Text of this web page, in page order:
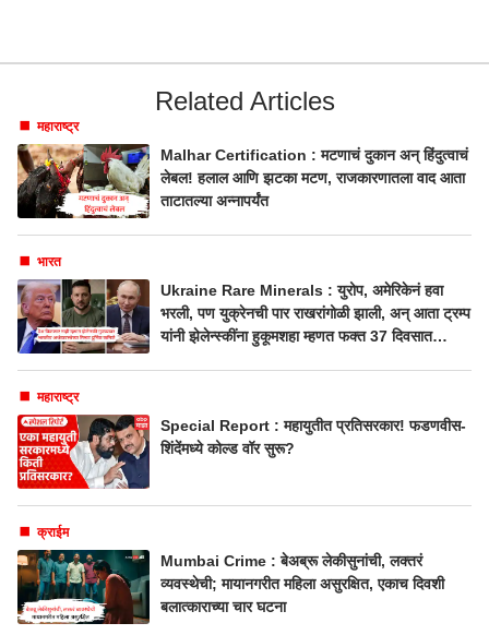
Related Articles
महाराष्ट्र
Malhar Certification : मटणाचं दुकान अन् हिंदुत्वाचं
लेबल! हलाल आणि झटका मटण, राजकारणातला वाद आता
ताटातल्या अन्नापर्यंत
भारत
Ukraine Rare Minerals : युरोप, अमेरिकेनं हवा
भरली, पण युक्रेनची पार राखरांगोळी झाली, अन् आता ट्रम्प
यांनी झेलेन्स्कींना हुकूमशहा म्हणत फक्त 37 दिवसात
महाराष्ट्र
Special Report : महायुतीत प्रतिसरकार! फडणवीस-
शिंदेंमध्ये कोल्ड वॉर सुरू?
क्राईम
Mumbai Crime : बेअब्रू लेकीसुनांची, लक्तरं
व्यवस्थेची; मायानगरीत महिला असुरक्षित, एकाच दिवशी
बलात्काराच्या चार घटना